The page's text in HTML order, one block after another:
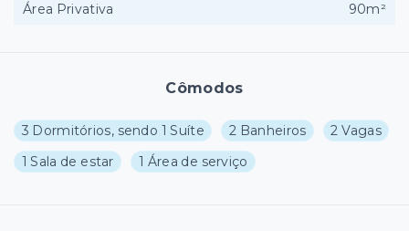
Cômodos
3 Dormitórios, sendo 1 Suíte 2 Banheiros
2 Vagas
1 Sala de estar
1 Área de serviço
Área Privativa
90m²